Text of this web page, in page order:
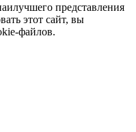
представления
этот сайт, вы
файлов.